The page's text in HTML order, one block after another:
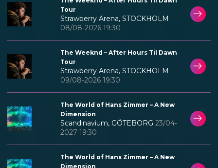
Tour
Strawberry Arena, STOCKHOLM
08/08-2026 19:30
The Weeknd – After Hours Til Dawn
Tour
Strawberry Arena, STOCKHOLM
09/08-2026 19:30
The World of Hans Zimmer – A New
Dimension
Scandinavium, GÖTEBORG 23/04-
2027 19:30
The World of Hans Zimmer – A New
Dimension